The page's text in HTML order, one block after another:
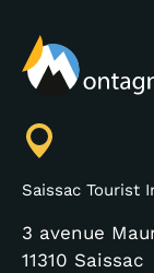
Saissac Tourist
3 avenue
11310 Saissac